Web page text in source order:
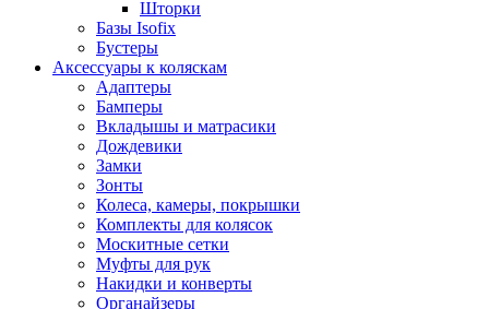
Шторки
Базы Isofix
Бустеры
Аксессуары к коляскам
Адаптеры
Бамперы
Вкладышы и матрасики
Дождевики
Замки
Зонты
Колеса, камеры, покрышки
Комплекты для колясок
Москитные сетки
Муфты для рук
Накидки и конверты
Органайзеры